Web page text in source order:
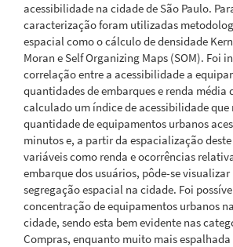
acessibilidade na cidade de São Paulo.
caracterização foram utilizadas
espacial como o cálculo de densidade
Moran e Self Organizing Maps (SOM). Foi
correlação entre a acessibilidade a
quantidades de embarques e renda média
calculado um índice de acessibilidade que
quantidade de equipamentos urbanos
minutos e, a partir da espacialização
variáveis como renda e ocorrências
embarque dos usuários, pôde-se visualizar
segregação espacial na cidade. Foi
concentração de equipamentos urbanos
cidade, sendo esta bem evidente nas
Compras, enquanto muito mais espalhada